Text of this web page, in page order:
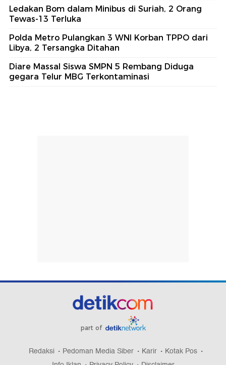
Ledakan Bom dalam Minibus di Suriah, 2 Orang
Tewas-13 Terluka
Polda Metro Pulangkan 3 WNI Korban TPPO dari
Libya, 2 Tersangka Ditahan
Diare Massal Siswa SMPN 5 Rembang Diduga
gegara Telur MBG Terkontaminasi
part of
Redaksi Pedoman Media Siber Karir
Kotak Pos